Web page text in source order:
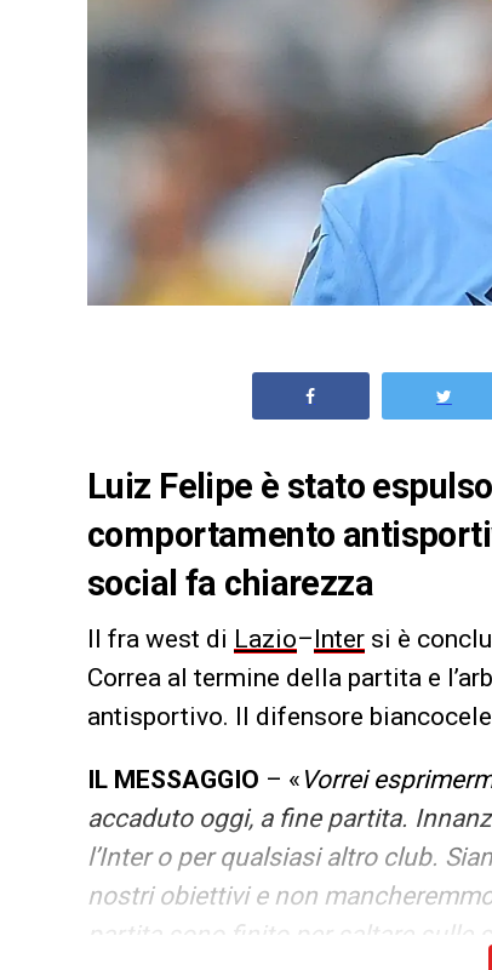
Luiz Felipe è stato
comportamento
social fa chiarezza
Il fra west di Lazio–Inter si è
Correa al termine della partita e
antisportivo. Il difensore
IL MESSAGGIO – « Vorrei
accaduto oggi, a fine partita.
l’Inter o per qualsiasi altro club.
nostri obiettivi e non
partita sono finito per saltare sulle